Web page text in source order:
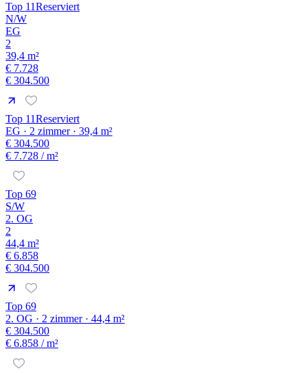
Top 11Reserviert
N/W
EG
2
39,4 m²
€ 7.728
€ 304.500
Top 11Reserviert
EG · 2 zimmer · 39,4 m²
€ 304.500
€ 7.728 / m²
Top 69
S/W
2. OG
2
44,4 m²
€ 6.858
€ 304.500
Top 69
2. OG · 2 zimmer · 44,4 m²
€ 304.500
€ 6.858 / m²